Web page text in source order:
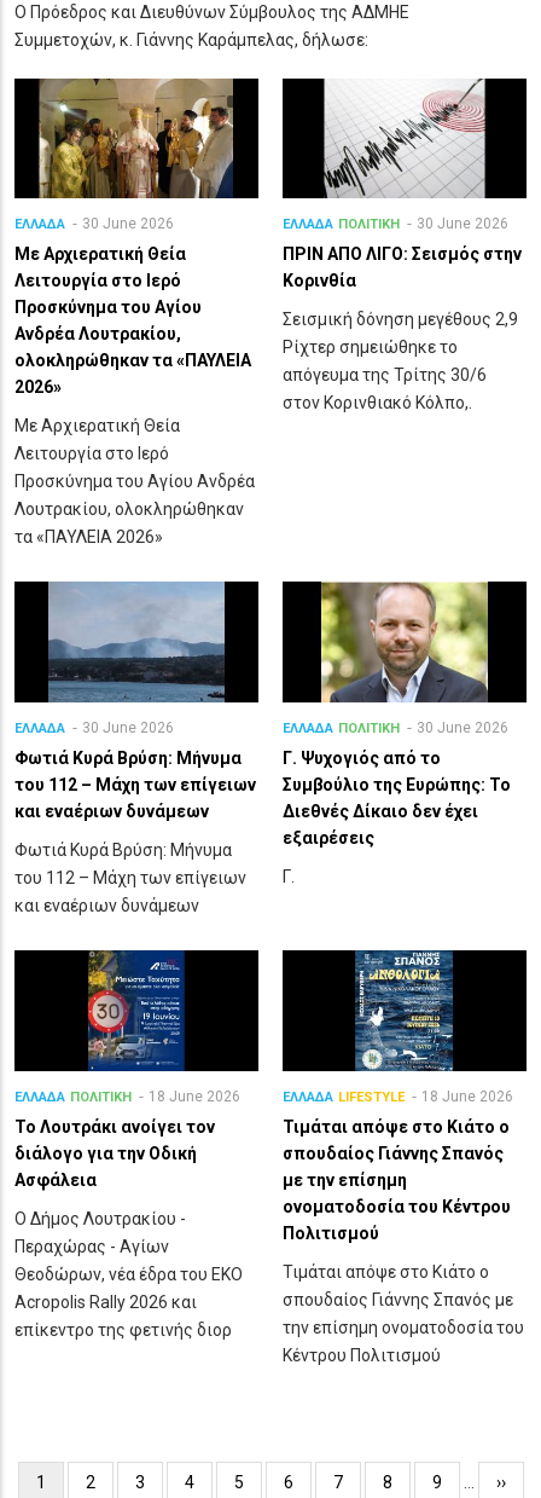
Ο Πρόεδρος και Διευθύνων Σύμβουλος της ΑΔΜΗΕ
Συμμετοχών, κ. Γιάννης Καράμπελας, δήλωσε:
ΕΛΛΑΔΑ 30 June 2026
Με Αρχιερατική Θεία
Λειτουργία στο Ιερό
Προσκύνημα του Αγίου
Ανδρέα Λουτρακίου,
ολοκληρώθηκαν τα «ΠΑΥΛΕΙΑ
2026»
Με Αρχιερατική Θεία
Λειτουργία στο Ιερό
Προσκύνημα του Αγίου Ανδρέα
Λουτρακίου, ολοκληρώθηκαν
τα «ΠΑΥΛΕΙΑ 2026»
ΕΛΛΑΔΑ ΠΟΛΙΤΙΚΗ 30 June 2026
ΠΡΙΝ ΑΠΟ ΛΙΓO: Σεισμός στην
Κορινθία
Σεισμική δόνηση μεγέθους 2,9
Ρίχτερ σημειώθηκε το
απόγευμα της Τρίτης 30/6
στον Κορινθιακό Κόλπο,.
ΕΛΛΑΔΑ 30 June 2026
Φωτιά Κυρά Βρύση: Μήνυμα
του 112 – Μάχη των επίγειων
και εναέριων δυνάμεων
Φωτιά Κυρά Βρύση: Μήνυμα
του 112 – Μάχη των επίγειων
και εναέριων δυνάμεων
ΕΛΛΑΔΑ ΠΟΛΙΤΙΚΗ 30 June 2026
Γ. Ψυχογιός από το
Συμβούλιο της Ευρώπης: Το
Διεθνές Δίκαιο δεν έχει
εξαιρέσεις
Γ.
ΕΛΛΑΔΑ ΠΟΛΙΤΙΚΗ 18 June 2026
Το Λουτράκι ανοίγει τον
διάλογο για την Οδική
Ασφάλεια
Ο Δήμος Λουτρακίου -
Περαχώρας - Αγίων
Θεοδώρων, νέα έδρα του ΕΚΟ
Acropolis Rally 2026 και
επίκεντρο της φετινής διορ
ΕΛΛΑΔΑ LIFESTYLE 18 June 2026
Τιμάται απόψε στο Κιάτο ο
σπουδαίος Γιάννης Σπανός
με την επίσημη
ονοματοδοσία του Κέντρου
Πολιτισμού
Τιμάται απόψε στο Κιάτο ο
σπουδαίος Γιάννης Σπανός με
την επίσημη ονοματοδοσία του
Κέντρου Πολιτισμού
Pagination
Current
1 Page
2 Page
3 Page
4 Page
5 Page
6 Page
7 Page
8 Page
9
Next
››